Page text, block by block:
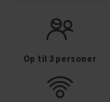
Op til 3 personer